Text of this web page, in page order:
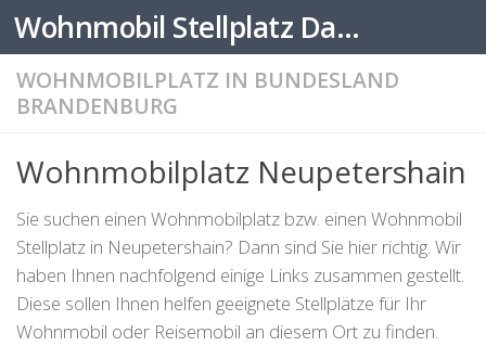
Zum Inhalt springen Wohnmobil Stellplatz Datenbank
WOHNMOBILPLATZ IN BUNDESLAND
BRANDENBURG
Wohnmobilplatz Neupetershain
Sie suchen einen Wohnmobilplatz bzw. einen Wohnmobil
Stellplatz in Neupetershain? Dann sind Sie hier richtig. Wir
haben Ihnen nachfolgend einige Links zusammen gestellt.
Diese sollen Ihnen helfen geeignete Stellplätze für Ihr
Wohnmobil oder Reisemobil an diesem Ort zu finden.